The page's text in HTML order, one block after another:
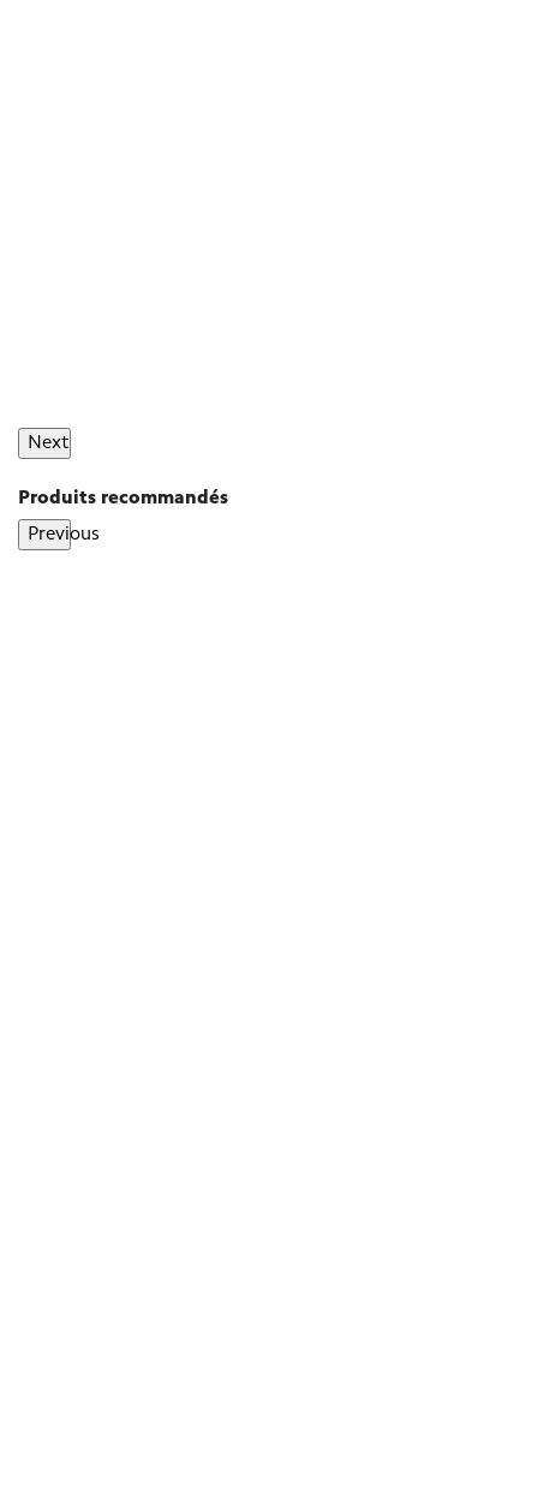
Next
Produits recommandés
Previous